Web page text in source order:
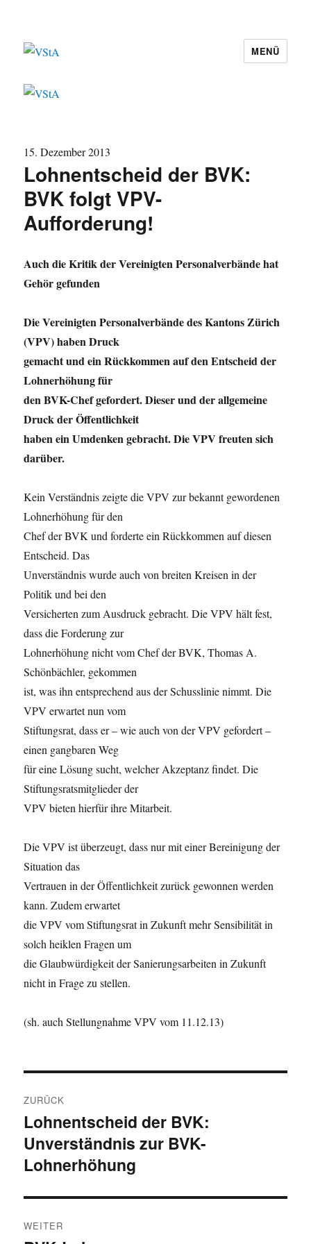
VStA
MENÜ
15. Dezember 2013
Lohnentscheid der BVK:
BVK folgt VPV-
Aufforderung!
Auch die Kritik der Vereinigten Personalverbände hat
Gehör gefunden
Die Vereinigten Personalverbände des Kantons Zürich
(VPV) haben Druck
gemacht und ein Rückkommen auf den Entscheid der
Lohnerhöhung für
den BVK-Chef gefordert. Dieser und der allgemeine
Druck der Öffentlichkeit
haben ein Umdenken gebracht. Die VPV freuten sich
darüber.
Kein Verständnis zeigte die VPV zur bekannt gewordenen
Lohnerhöhung für den
Chef der BVK und forderte ein Rückkommen auf diesen
Entscheid. Das
Unverständnis wurde auch von breiten Kreisen in der
Politik und bei den
Versicherten zum Ausdruck gebracht. Die VPV hält fest,
dass die Forderung zur
Lohnerhöhung nicht vom Chef der BVK, Thomas A.
Schönbächler, gekommen
ist, was ihn entsprechend aus der Schusslinie nimmt. Die
VPV erwartet nun vom
Stiftungsrat, dass er – wie auch von der VPV gefordert –
einen gangbaren Weg
für eine Lösung sucht, welcher Akzeptanz findet. Die
Stiftungsratsmitglieder der
VPV bieten hierfür ihre Mitarbeit.
Die VPV ist überzeugt, dass nur mit einer Bereinigung der
Situation das
Vertrauen in der Öffentlichkeit zurück gewonnen werden
kann. Zudem erwartet
die VPV vom Stiftungsrat in Zukunft mehr Sensibilität in
solch heiklen Fragen um
die Glaubwürdigkeit der Sanierungsarbeiten in Zukunft
nicht in Frage zu stellen.
(sh. auch Stellungnahme VPV vom 11.12.13)
ZURÜCK
Vorheriger
Beitrag:
Lohnentscheid der BVK:
Unverständnis zur BVK-
Lohnerhöhung
WEITER